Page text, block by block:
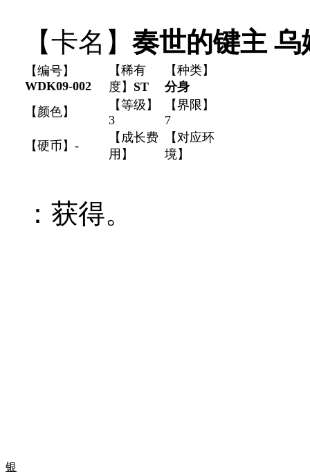
银
【卡名】 奏世的键主
【编号】
WDK09-002
【稀有
度】 ST
【种类】
分身
【颜色】
【等级】
3
【界限】
7
【硬币】-
【成长费
用】
【对应环
境】
：获得。